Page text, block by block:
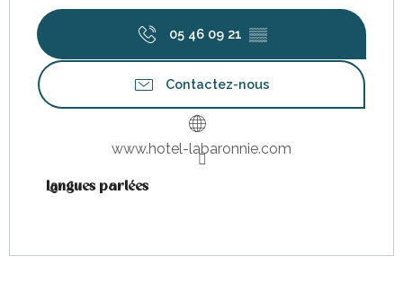
05 46 09 21 ▒▒
Contactez-nous
www.hotel-labaronnie.com
Langues parlées
Langues parlées